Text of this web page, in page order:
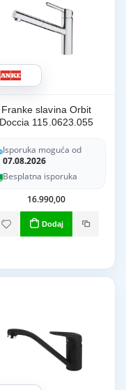
Franke slavina Orbit
Doccia 115.0623.055
Isporuka moguća od
07.08.2026
Besplatna isporuka
16.990,00
Dodaj